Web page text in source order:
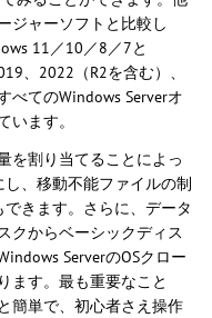
ジャーソフトと比較し
11／10／8／7と
、2022（R2を含む）、
べてのWindows Serverオ
ます。
を割り当てることによっ
、移動不能ファイルの制
きます。さらに、データ
クからベーシックディス
ServerのOSクロー
ます。最も重要なこと
簡単で、初心者さえ操作